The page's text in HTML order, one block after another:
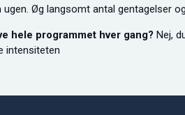
ugen. Øg langsomt antal gentagelser
hele programmet hver gang? Nej,
intensiteten